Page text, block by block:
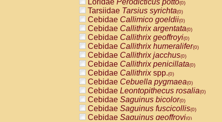
PitheciidaeCallicebus donacophilus
PitheciidaeCallicebus moloch
PitheciidaeCallicebus torquatus
PitheciidaeCallicebusspp.(0)
PitheciidaeChiropotes satanas(0)
PitheciidaePithecia monachus
PitheciidaePithecia pithecia(0)
CercopithecidaeCercocebus agilis
CercopithecidaeCercocebus
CercopithecidaeCercocebus
CercopithecidaeCercocebus
CercopithecidaeCercocebus
CercopithecidaeCercocebushybrid
Loridae Perodicticus potto(0)
Tarsiidae Tarsius syrichta(0)
Cebidae Callimico goeldii(0)
Cebidae Callithrix argentata(0)
Cebidae Callithrix geoffroyi(0)
Cebidae Callithrix humeralifer(0)
Cebidae Callithrix jacchus(0)
Cebidae Callithrix penicillata(0)
Cebidae Callithrixspp.(0)
Cebidae Cebuella pygmaea(0)
Cebidae Leontopithecus rosalia(0)
Cebidae Saguinus bicolor(0)
Cebidae Saguinus fuscicollis(0)
Cebidae Saguinus geoffroyi(0)